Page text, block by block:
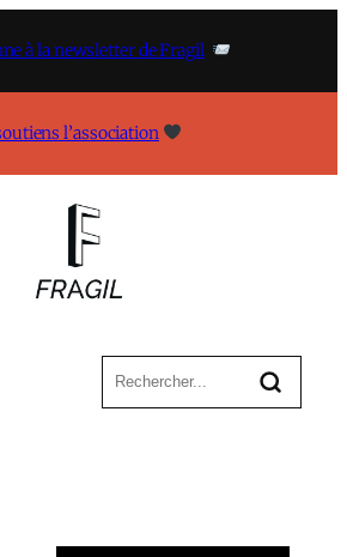
à la newsletter de Fragil
l’association